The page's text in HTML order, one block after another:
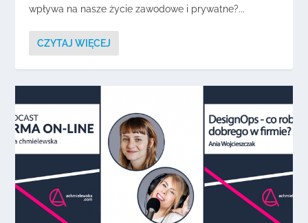
wpływa na nasze życie zawodowe i prywatne?...
CZYTAJ WIĘCEJ